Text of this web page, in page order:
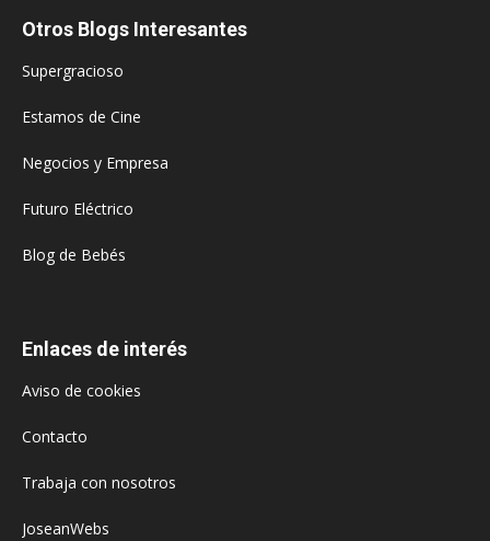
Otros Blogs Interesantes
Supergracioso
Estamos de Cine
Negocios y Empresa
Futuro Eléctrico
Blog de Bebés
Enlaces de interés
Aviso de cookies
Contacto
Trabaja con nosotros
JoseanWebs